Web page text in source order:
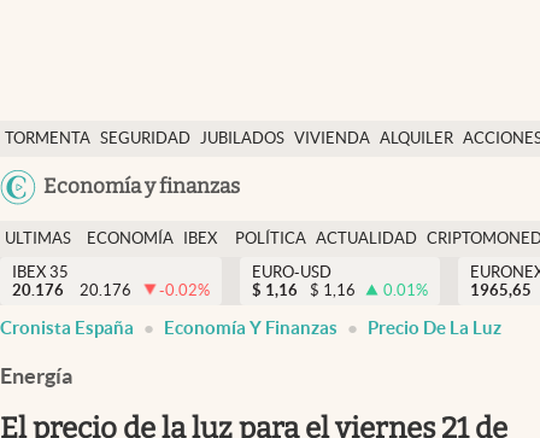
TORMENTA SEGURIDAD JUBILADOS VIVIENDA ALQUILER
USA
Colombia
Economía y finanzas
Economía y finanzas
Política
Actualidad
Criptomonedas
España
ULTIMAS
NOTICIAS
ECONOMÍA
FINANZAS
IBEX
EURO
POLÍTICA ACTUALIDAD
IBEX 35
20.176
20.176 -0.02%
EURO-USD
$ 1,16 $ 1,16 0.01%
1965,65
Cronista España Economía Y Finanzas Precio De La Luz
Energía
El precio de la luz para el viernes 21 de